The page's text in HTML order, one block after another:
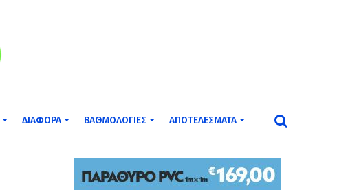
ΔΙΆΦΟΡΑ ΒΑΘΜΟΛΟΓΊΕΣ ΑΠΟΤΕΛΈΣΜΑΤΑ